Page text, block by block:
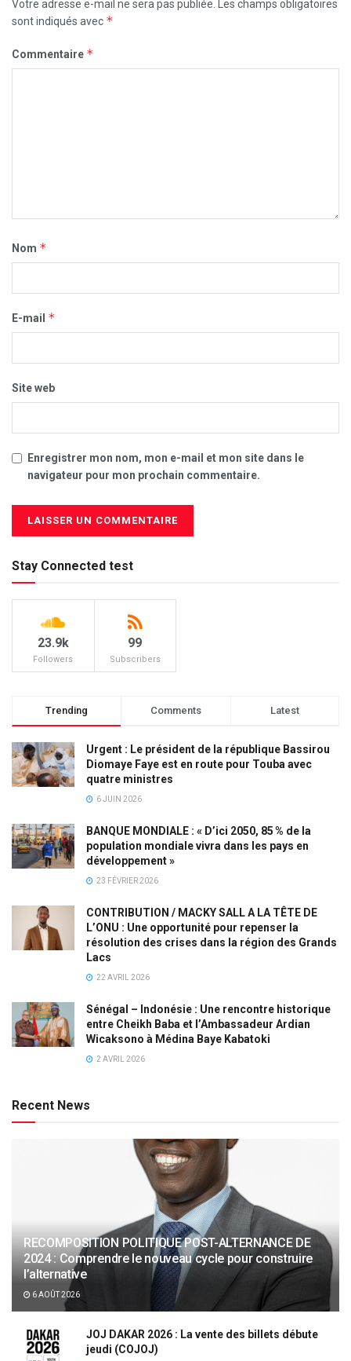
Votre adresse e-mail ne sera pas publiée.
Les champs obligatoires
sont indiqués avec *
Commentaire *
Nom *
E-mail *
Site web
Enregistrer mon nom, mon e-mail et mon site dans le
navigateur pour mon prochain commentaire.
Stay Connected test
23.9k
Followers
99
Subscribers
Trending Comments Latest
Urgent : Le président de la république Bassirou
Diomaye Faye est en route pour Touba avec
quatre ministres
6 JUIN 2026
BANQUE MONDIALE : « D’ici 2050, 85 % de la
population mondiale vivra dans les pays en
développement »
23 FÉVRIER 2026
CONTRIBUTION / MACKY SALL A LA TÊTE DE
L’ONU : Une opportunité pour repenser la
résolution des crises dans la région des Grands
Lacs
22 AVRIL 2026
Sénégal – Indonésie : Une rencontre historique
entre Cheikh Baba et l’Ambassadeur Ardian
Wicaksono à Médina Baye Kabatoki
2 AVRIL 2026
Recent News
RECOMPOSITION POLITIQUE POST-ALTERNANCE DE
2024 : Comprendre le nouveau cycle pour construire
l’alternative
6 AOÛT 2026
JOJ DAKAR 2026 : La vente des billets débute
jeudi (COJOJ)